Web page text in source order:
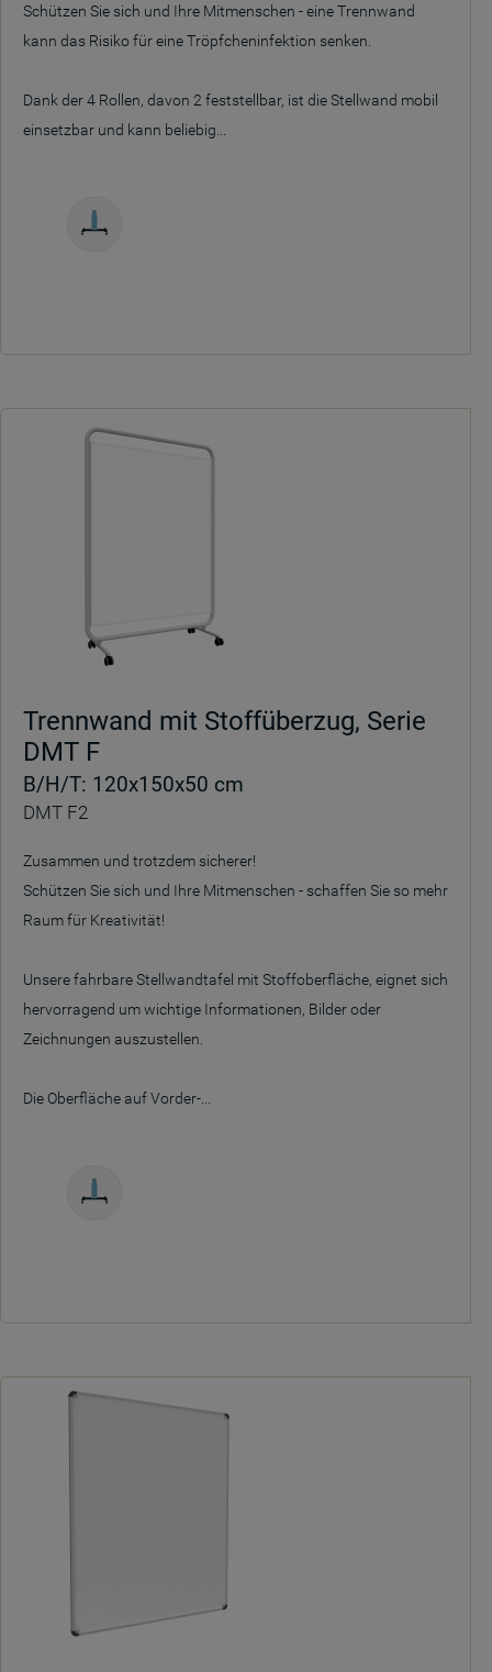
Schützen Sie sich und Ihre Mitmenschen - eine Trennwand
kann das Risiko für eine Tröpfcheninfektion senken.
Dank der 4 Rollen, davon 2 feststellbar, ist die Stellwand mobil
einsetzbar und kann beliebig...
Trennwand mit Stoffüberzug, Serie
DMT F
B/H/T: 120x150x50 cm
DMT F2
Zusammen und trotzdem sicherer!
Schützen Sie sich und Ihre Mitmenschen - schaffen Sie so mehr
Raum für Kreativität!
Unsere fahrbare Stellwandtafel mit Stoffoberfläche, eignet sich
hervorragend um wichtige Informationen, Bilder oder
Zeichnungen auszustellen.
Die Oberfläche auf Vorder-...